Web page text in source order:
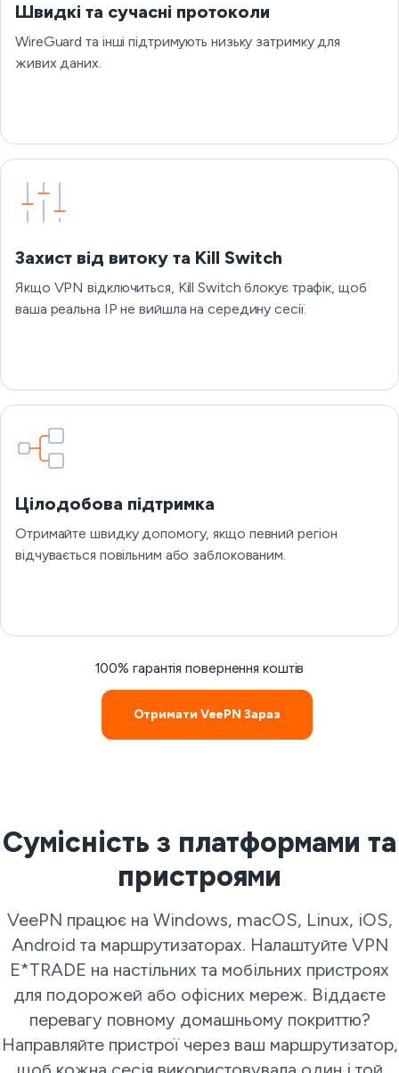
Швидкі та сучасні протоколи
WireGuard та інші підтримують низьку затримку для
живих даних.
Захист від витоку та Kill Switch
Якщо VPN відключиться, Kill Switch блокує трафік, щоб
ваша реальна IP не вийшла на середину сесії.
Цілодобова підтримка
Отримайте швидку допомогу, якщо певний регіон
відчувається повільним або заблокованим.
100% гарантія повернення коштів
Отримати VeePN Зараз
Сумісність з платформами та
пристроями
VeePN працює на Windows, macOS, Linux, iOS,
Android та маршрутизаторах. Налаштуйте VPN
E*TRADE на настільних та мобільних пристроях
для подорожей або офісних мереж. Віддаєте
перевагу повному домашньому покриттю?
Направляйте пристрої через ваш маршрутизатор,